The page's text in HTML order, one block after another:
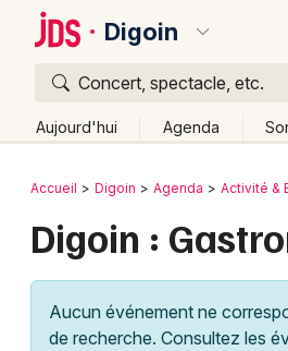
Digoin
Concert, spectacle, etc.
Aujourd'hui Agenda
Publier un événement
Grands événements
Bordeaux
Lille
Retour
Accueil Digoin Agenda Activité &
Digoin :
Aucun événement ne
de recherche. Consultez les
Quoi ?
Où ?
Partout
Près de moi Changer
Quand ?
Ce week-